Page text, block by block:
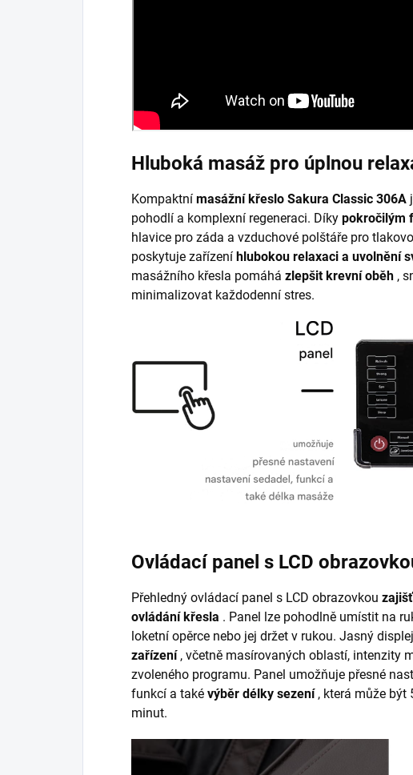
Hluboká masáž pro úplnou
Kompaktní masážní křeslo Sakura Classic 306A
pohodlí a komplexní regeneraci. Díky pokročilým
hlavice pro záda a vzduchové polštáře pro
poskytuje zařízení hlubokou relaxaci a uvolnění
masážního křesla pomáhá zlepšit krevní oběh ,
minimalizovat každodenní stres.
Ovládací panel s LCD
Přehledný ovládací panel s LCD obrazovkou
ovládání křesla . Panel lze pohodlně umístit na
loketní opěrce nebo jej držet v rukou. Jasný displej
zařízení , včetně masírovaných oblastí, intenzity
zvoleného programu. Panel umožňuje přesné
funkcí a také výběr délky sezení , která může být
minut.